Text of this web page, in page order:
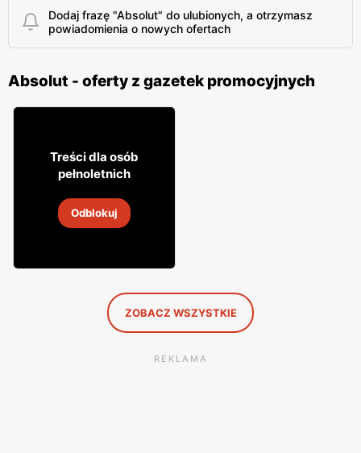
Dodaj frazę "Absolut" do ulubionych, a otrzymasz
powiadomienia o nowych ofertach
Absolut - oferty z gazetek promocyjnych
5140
31 sie 2026
Treści dla osób
pełnoletnich
Odblokuj
ZOBACZ WSZYSTKIE
REKLAMA